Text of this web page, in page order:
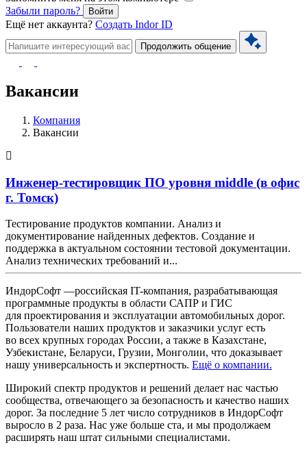
Забыли пароль?
Войти
Ещё нет аккаунта? Создать Indor ID
Продолжить общение
Вакансии
Компания
Вакансии
Инженер-тестировщик ПО уровня middle (в офис
г. Томск)
Тестирование продуктов компании. Анализ и
документирование найденных дефектов. Создание и
поддержка в актуальном состоянии тестовой документации.
Анализ технических требований и...
ИндорСофт —российская IT-компания, разрабатывающая
программные продукты в области САПР и ГИС
для проектирования и эксплуатации автомобильных дорог.
Пользователи наших продуктов и заказчики услуг есть
во всех крупных городах России, а также в Казахстане,
Узбекистане, Беларуси, Грузии, Монголии, что доказывает
нашу универсальность и экспертность. Ещё о компании.
Широкий спектр продуктов и решений делает нас частью
сообщества, отвечающего за безопасность и качество наших
дорог. За последние 5 лет число сотрудников в ИндорСофт
выросло в 2 раза. Нас уже больше ста, и мы продолжаем
расширять наш штат сильными специалистами.